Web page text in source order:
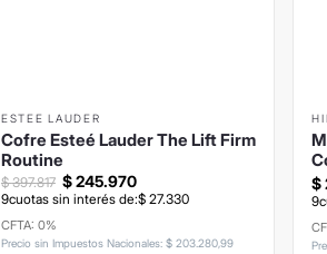
ESTEE LAUDER
Cofre Esteé Lauder The Lift Firm
Routine
$245.970
$ 397.817
9cuotas sin interés de:$ 27.330
CFTA: 0%
Precio sin Impuestos Nacionales: $ 203.280,99
$
9